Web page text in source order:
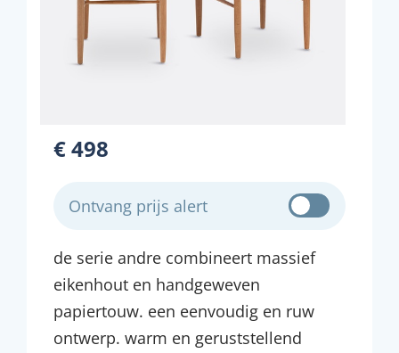
€ 498
Ontvang prijs alert
de serie andre combineert massief
eikenhout en handgeweven
papiertouw. een eenvoudig en ruw
ontwerp. warm en geruststellend